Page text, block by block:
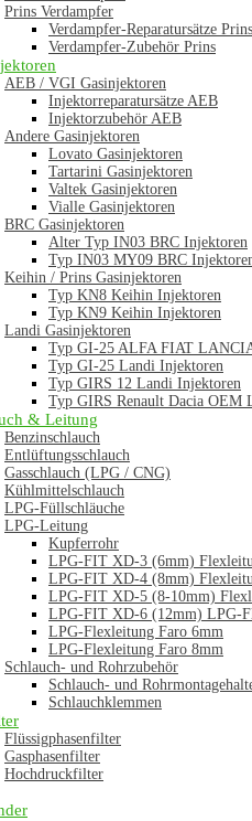
Prins Verdampfer
Verdampfer-Reparatursätze Prins
Verdampfer-Zubehör Prins
AEB / VGI Gasinjektoren
Injektorreparatursätze AEB
Injektorzubehör AEB
Andere Gasinjektoren
Lovato Gasinjektoren
Tartarini Gasinjektoren
Valtek Gasinjektoren
Vialle Gasinjektoren
BRC Gasinjektoren
Alter Typ IN03 BRC Injektoren
Typ IN03 MY09 BRC
Keihin / Prins Gasinjektoren
Typ KN8 Keihin Injektoren
Typ KN9 Keihin Injektoren
Landi Gasinjektoren
Typ GI-25 ALFA FIAT
Typ GI-25 Landi Injektoren
Typ GIRS 12 Landi Injektoren
Typ GIRS Renault Dacia OEM
& Leitung
Benzinschlauch
Entlüftungsschlauch
Gasschlauch (LPG / CNG)
Kühlmittelschlauch
LPG-Füllschläuche
LPG-Leitung
Kupferrohr
LPG-FIT XD-3 (6mm)
LPG-FIT XD-4 (8mm)
LPG-FIT XD-5 (8-10mm)
LPG-FIT XD-6 (12mm) LPG-
LPG-Flexleitung Faro 6mm
LPG-Flexleitung Faro 8mm
Schlauch- und Rohrzubehör
Schlauch- und
Schlauchklemmen
Flüssigphasenfilter
Gasphasenfilter
Hochdruckfilter